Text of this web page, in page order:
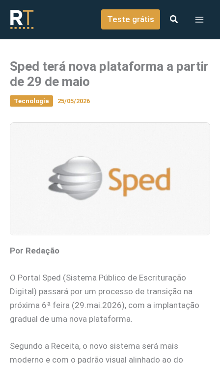
conteúdo
Teste grátis
Sped terá nova plataforma a partir
de 29 de maio
Tecnologia 25/05/2026
Por Redação
O Portal Sped (Sistema Público de Escrituração
Digital) passará por um processo de transição na
próxima 6ª feira (29.mai.2026), com a implantação
gradual de uma nova plataforma.
Segundo a Receita, o novo sistema será mais
moderno e com o padrão visual alinhado ao do